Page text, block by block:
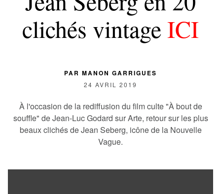
clichés vintageICI
PAR MANON GARRIGUES
24 AVRIL 2019
À l'occasion de la rediffusion du film culte "À bout de
souffle" de Jean-Luc Godard sur Arte, retour sur les plus
beaux clichés de Jean Seberg, icône de la Nouvelle
Vague.